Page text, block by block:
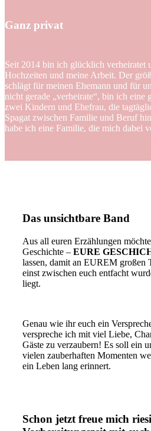
Ganz privat
Seit 2014 bin ich glücklich verheiratet
Hochzeiten und meine Arbeit. Der
schlägt für meinen Ehemann und für
nicht gerade „verheirate“, bin ich eine
zwei Kindern und Ehefrau, die
Spagat zwischen Familie und Beruf
habe ich eine Familie, die mich dabei
Das unsichtbare Band
Aus all euren Erzählungen
Geschichte – EURE
lassen, damit an EUREM großen
einst zwischen euch entfacht
liegt.
Genau wie ihr euch ein
verspreche ich mit viel Liebe,
Gäste zu verzaubern! Es soll ein
vielen zauberhaften Momenten
ein Leben lang erinnert.
Schon jetzt freue mich